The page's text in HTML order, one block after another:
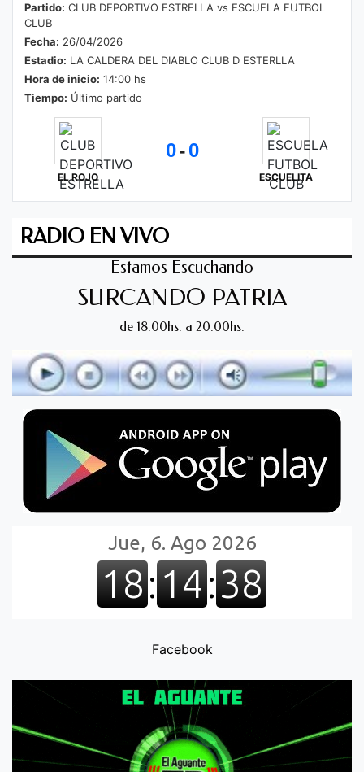
Partido: CLUB DEPORTIVO ESTRELLA vs ESCUELA FUTBOL
CLUB
Fecha: 26/04/2026
Estadio: LA CALDERA DEL DIABLO CLUB D ESTERLLA
Hora de inicio: 14:00 hs
Tiempo: Último partido
EL ROJO
0- 0
ESCUELITA
RADIO EN VIVO
Estamos Escuchando
SURCANDO PATRIA
de 18.00hs. a 20.00hs.
Facebook